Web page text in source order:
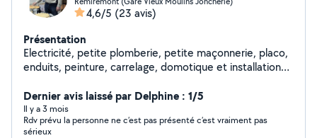
4,6/5 (23 avis)
Présentation
Electricité, petite plomberie, petite maçonnerie, placo,
enduits, peinture, carrelage, domotique et installation
d'informatique, montage de meuble, petite menuiserie,
...
Dernier avis laissé par Delphine : 1/5
Il y a 3 mois
Rdv prévu la personne ne c’est pas présenté c’est vraiment pas
sérieux